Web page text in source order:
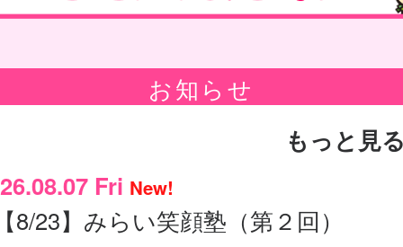
お知らせ
もっと見
Fri New!
8/23】みらい笑顔塾（第２回）